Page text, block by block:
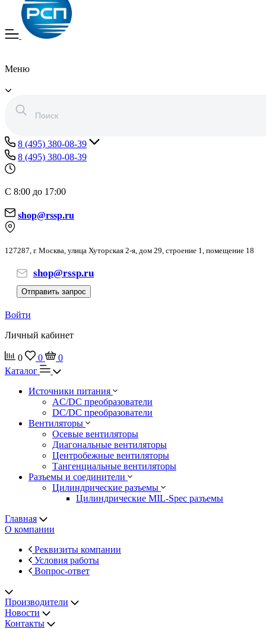
Меню
8 (495) 380-08-39
8 (495) 380-08-39
С 8:00 до 17:00
shop@rssp.ru
127287, г. Москва, улица Хуторская 2-я, дом 29, строение 1, помещение 18
shop@rssp.ru
Отправить запрос
Войти
Личный кабинет
0 0
0
Каталог
Источники питания
AC/DC преобразователи
DC/DC преобразователи
Вентиляторы
Осевые вентиляторы
Диагональные вентиляторы
Центробежные вентиляторы
Тангенциальные вентиляторы
Разъемы и соединители
Цилиндрические разъемы
Цилиндрические MIL-Spec разъемы
Главная
О компании
Реквизиты компании
Условия работы
Вопрос-ответ
Производители
Новости
Контакты